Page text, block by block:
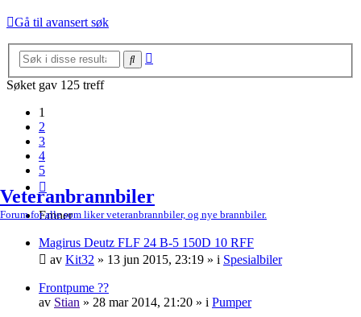
Veteranbrannbiler
Forum for alle som liker veteranbrannbiler, og nye brannbiler.
Gå til avansert søk
Søk
Søket gav 125 treff
1
2
3
4
5
Emner
Magirus Deutz FLF 24 B-5 150D 10 RFF
av Kit32 » 13 jun 2015, 23:19 » i Spesialbiler
Frontpume ??
av Stian » 28 mar 2014, 21:20 » i Pumper